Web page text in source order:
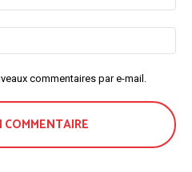
/
:*
commentaires par e-mail.